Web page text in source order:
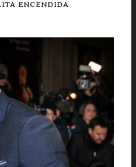
ENCENDIDA